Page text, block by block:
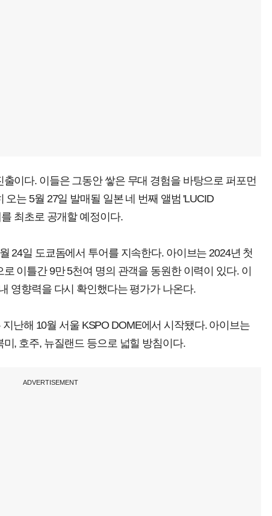
이다. 이들은 그동안 쌓은 무대 경험을 바탕으로 퍼포먼
는 5월 27일 발매될 일본 네 번째 앨범 'LUCID
최초로 공개할 예정이다.
24일 도쿄돔에서 투어를 지속한다. 아이브는 2024년 첫
이틀간 9만 5천여 명의 관객을 동원한 이력이 있다. 이
영향력을 다시 확인했다는 평가가 나온다.
난해 10월 서울 KSPO DOME에서 시작됐다. 아이브는
, 호주, 뉴질랜드 등으로 넓힐 방침이다.
ADVERTISEMENT